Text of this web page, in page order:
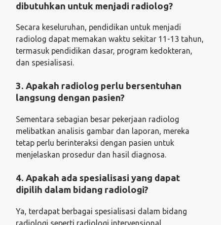
dibutuhkan untuk menjadi radiolog?
Secara keseluruhan, pendidikan untuk menjadi
radiolog dapat memakan waktu sekitar 11-13 tahun,
termasuk pendidikan dasar, program kedokteran,
dan spesialisasi.
3. Apakah radiolog perlu bersentuhan
langsung dengan pasien?
Sementara sebagian besar pekerjaan radiolog
melibatkan analisis gambar dan laporan, mereka
tetap perlu berinteraksi dengan pasien untuk
menjelaskan prosedur dan hasil diagnosa.
4. Apakah ada spesialisasi yang dapat
dipilih dalam bidang radiologi?
Ya, terdapat berbagai spesialisasi dalam bidang
radiologi seperti radiologi intervensional,